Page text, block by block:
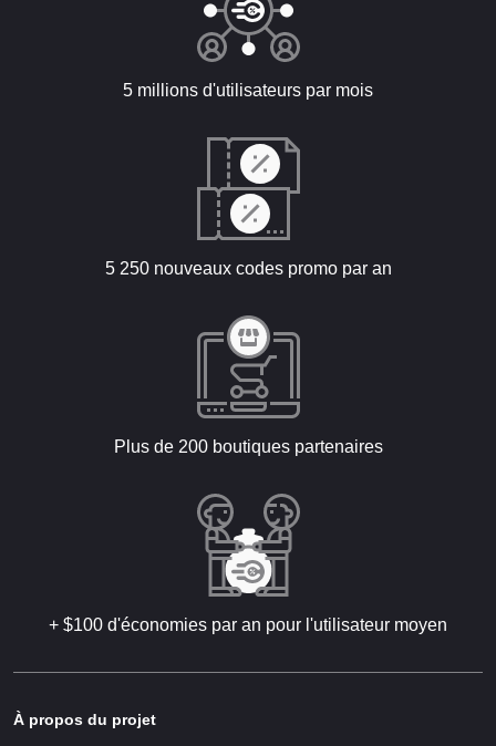
5 millions d'utilisateurs par mois
5 250 nouveaux codes promo par an
Plus de 200 boutiques partenaires
+ $100 d'économies par an pour l'utilisateur moyen
À propos du projet